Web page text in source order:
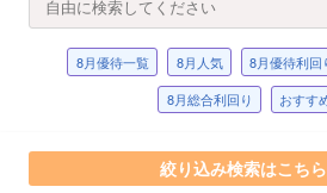
8月優待一覧 8月人気 8月優待利回
8月総合利回り
おすす
絞り込み検索はこち